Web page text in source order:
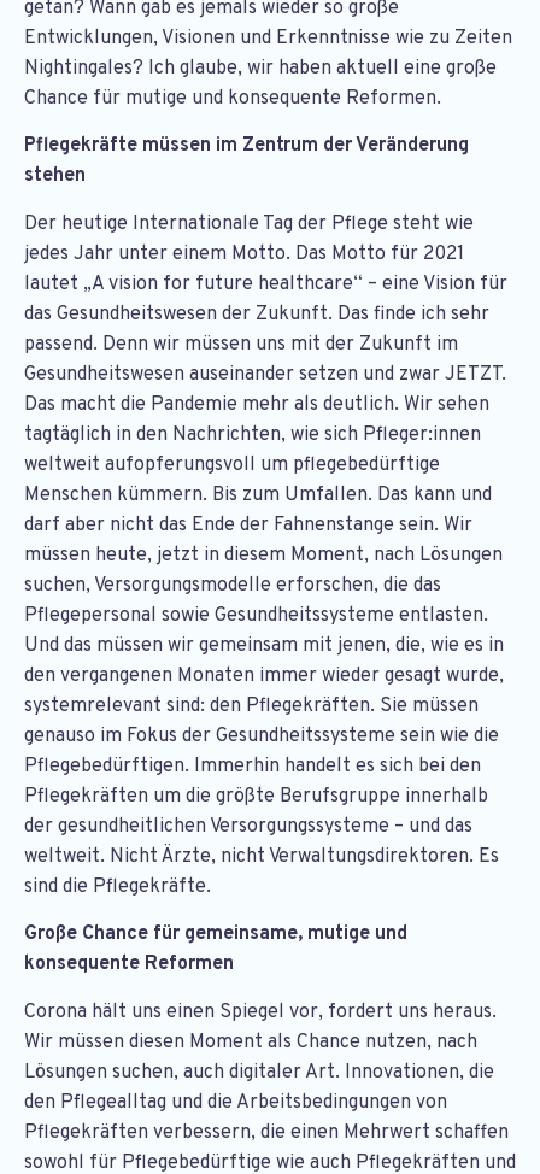
getan? Wann gab es jemals wieder so große
Entwicklungen, Visionen und Erkenntnisse wie zu Zeiten
Nightingales? Ich glaube, wir haben aktuell eine große
Chance für mutige und konsequente Reformen.
Pflegekräfte müssen im Zentrum der Veränderung
stehen
Der heutige Internationale Tag der Pflege steht wie
jedes Jahr unter einem Motto. Das Motto für 2021
lautet „A vision for future healthcare“ – eine Vision für
das Gesundheitswesen der Zukunft. Das finde ich sehr
passend. Denn wir müssen uns mit der Zukunft im
Gesundheitswesen auseinander setzen und zwar JETZT.
Das macht die Pandemie mehr als deutlich. Wir sehen
tagtäglich in den Nachrichten, wie sich Pfleger:innen
weltweit aufopferungsvoll um pflegebedürftige
Menschen kümmern. Bis zum Umfallen. Das kann und
darf aber nicht das Ende der Fahnenstange sein. Wir
müssen heute, jetzt in diesem Moment, nach Lösungen
suchen, Versorgungsmodelle erforschen, die das
Pflegepersonal sowie Gesundheitssysteme entlasten.
Und das müssen wir gemeinsam mit jenen, die, wie es in
den vergangenen Monaten immer wieder gesagt wurde,
systemrelevant sind: den Pflegekräften. Sie müssen
genauso im Fokus der Gesundheitssysteme sein wie die
Pflegebedürftigen. Immerhin handelt es sich bei den
Pflegekräften um die größte Berufsgruppe innerhalb
der gesundheitlichen Versorgungssysteme – und das
weltweit. Nicht Ärzte, nicht Verwaltungsdirektoren. Es
sind die Pflegekräfte.
Große Chance für gemeinsame, mutige und
konsequente Reformen
Corona hält uns einen Spiegel vor, fordert uns heraus.
Wir müssen diesen Moment als Chance nutzen, nach
Lösungen suchen, auch digitaler Art. Innovationen, die
den Pflegealltag und die Arbeitsbedingungen von
Pflegekräften verbessern, die einen Mehrwert schaffen
sowohl für Pflegebedürftige wie auch Pflegekräften und